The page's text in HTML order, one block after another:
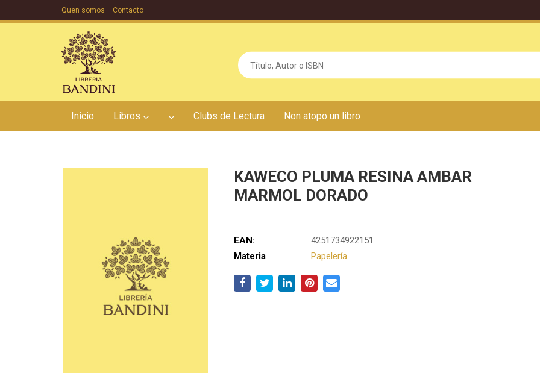
Quen somos Contacto
Inicio Libros Clubs de Lectura Non atopo un libro
KAWECO PLUMA RESINA AMBAR
MARMOL DORADO
EAN:
4251734922151
Materia
Papelería